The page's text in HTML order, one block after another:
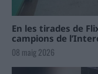
En les tirades de
campions de
08 maig 2026